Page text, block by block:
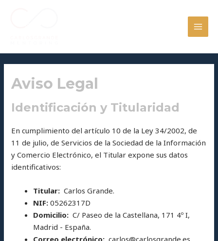
Aviso Legal
Identificación y Titularidad
En cumplimiento del artículo 10 de la Ley 34/2002, de
11 de julio, de Servicios de la Sociedad de la Información
y Comercio Electrónico, el Titular expone sus datos
identificativos:
Titular: Carlos Grande.
NIF: 05262317D
Domicilio: C/ Paseo de la Castellana, 171 4º I,
Madrid - España.
Correo electrónico: carlos@carlosgrande.es